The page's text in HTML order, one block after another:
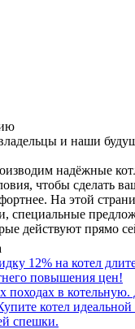
и наши
надёжные
чтобы сделать
На этой
специальные
действуют прямо
12% на котел
повышения цен!
походах в котельную.
котел идеальной
спешки.